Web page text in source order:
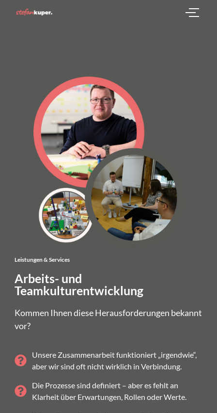
Leistungen & Services
Arbeits- und
Teamkulturentwicklung
Kommen Ihnen diese Herausforderungen bekannt
vor?
Unsere Zusammenarbeit funktioniert „irgendwie“,
aber wir sind oft nicht wirklich in Verbindung.
Die Prozesse sind definiert – aber es fehlt an
Klarheit über Erwartungen, Rollen oder Werte.